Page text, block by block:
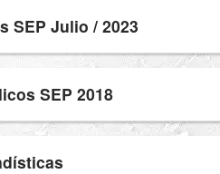
SEP Julio / 2023
SEP 2018